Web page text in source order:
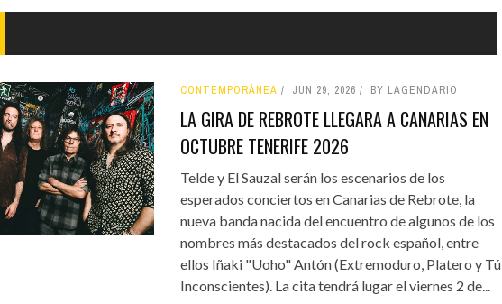
CONTEMPORÁNEA JUN 29, 2026 BY LAGENDARIO
LA GIRA DE REBROTE LLEGARA A CANARIAS EN
OCTUBRE TENERIFE 2026
Telde y El Sauzal serán los escenarios de los
esperados conciertos en Canarias de Rebrote, la
nueva banda nacida del encuentro de algunos de los
nombres más destacados del rock español, entre
ellos Iñaki "Uoho" Antón (Extremoduro, Platero y Tú,
Inconscientes). La cita tendrá lugar el viernes 2 de...